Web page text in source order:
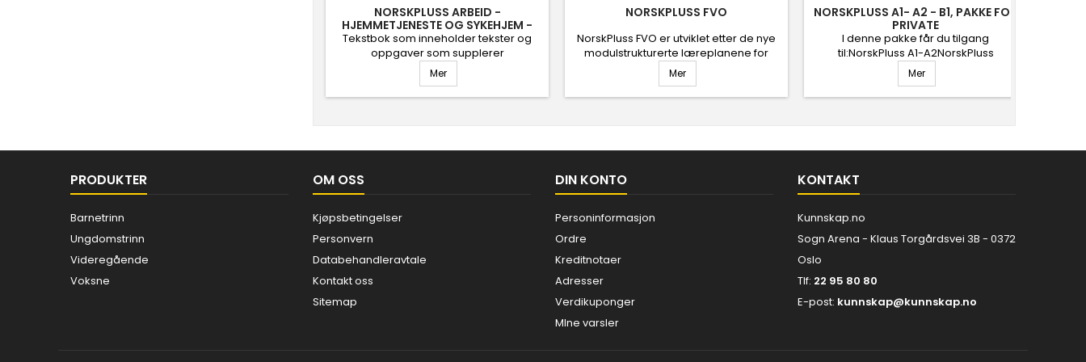
NORSKPLUSS ARBEID -
HJEMMETJENESTE OG SYKEHJEM -
TEKSTBOK MED OPPGAVER
Tekstbok som inneholder tekster og
oppgaver som supplerer
nettressursen. Læremiddelet passer
for deltakere som mestrer norsk på
A2-nivå, eller høyere. Frakt: 177 kr + 15
Mer
NORSKPLUSS FVO
NorskPluss FVO er utviklet etter de nye
modulstrukturerte læreplanene for
forberedende voksenopplæring. FVO
finnes både på bokmål og nynorsk.
Ønsker du skoleavtale på NorskPluss
Mer
NORSKPLUSS A1- A2 - B1, PAKKE FOR
PRIVATE
I denne pakke får du tilgang
til:NorskPluss A1-A2NorskPluss
B1NorskPluss B1 grammatikkNorskPluss
A1-A2 har en gradvis progresjon i norsk
fra absolutt nybegynnernivå til nivå
Mer
PRODUKTER
Barnetrinn
Ungdomstrinn
Videregående
Voksne
OM OSS
Kjøpsbetingelser
Personvern
Databehandleravtale
Kontakt oss
Sitemap
DIN KONTO
Personinformasjon
Ordre
Kreditnotaer
Adresser
Verdikuponger
MIne varsler
KONTAKT
Kunnskap.no
Sogn Arena - Klaus Torgårdsvei 3B - 0372
Oslo
Tlf: 22 95 80 80
E-post: kunnskap@kunnskap.no